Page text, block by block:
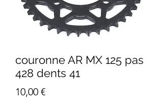
couronne AR MX 125 pas
428 dents 41
10,00 €Prix